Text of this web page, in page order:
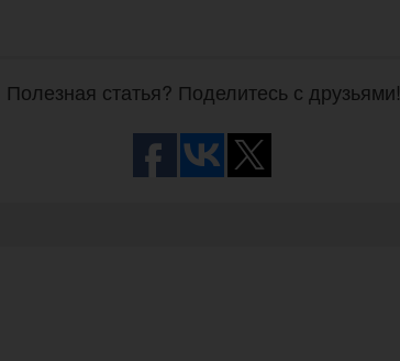
Полезная статья? Поделитесь с друзьями!